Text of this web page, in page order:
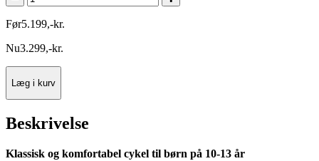
Før5.199,-kr.
Nu3.299,-kr.
Læg i kurv
Beskrivelse
Klassisk og komfortabel cykel til børn på 10-13 år